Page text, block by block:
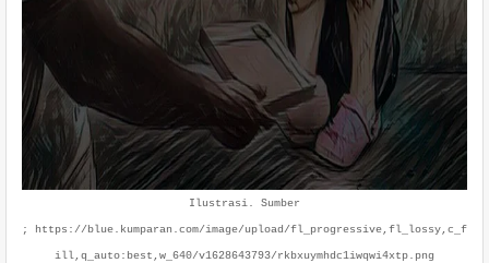
Ilustrasi. Sumber
; https://blue.kumparan.com/image/upload/fl_progressive,fl_lossy,c_f
ill,q_auto:best,w_640/v1628643793/rkbxuymhdc1iwqwi4xtp.png